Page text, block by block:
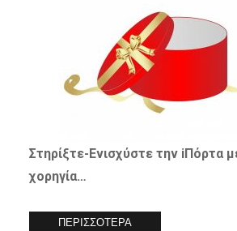
Στηρίξτε-Ενισχύστετην iΠόρτα
χορηγία…
ΠΕΡΙΣΣΟΤΕΡΑ